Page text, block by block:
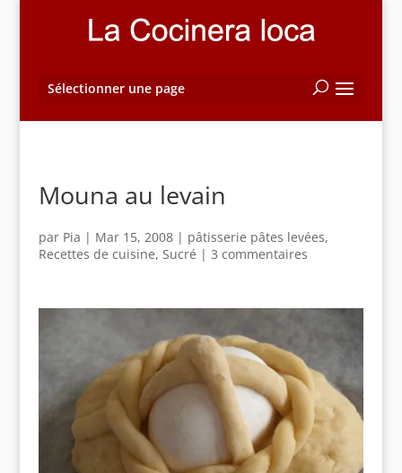
Sélectionner une page
Mouna au levain
par Pia | Mar 15, 2008| pâtisserie pâtes levées,
Recettes de cuisine, Sucré | 3 commentaires